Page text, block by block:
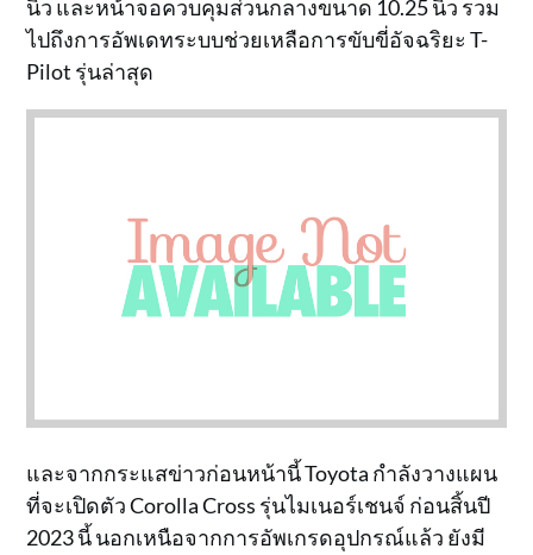
นิ้ว และหน้าจอควบคุมส่วนกลางขนาด 10.25 นิ้ว รวม
ไปถึงการอัพเดทระบบช่วยเหลือการขับขี่อัจฉริยะ T-
Pilot รุ่นล่าสุด
และจากกระแสข่าวก่อนหน้านี้ Toyota กำลังวางแผน
ที่จะเปิดตัว Corolla Cross รุ่นไมเนอร์เชนจ์ ก่อนสิ้นปี
2023 นี้ นอกเหนือจากการอัพเกรดอุปกรณ์แล้ว ยังมี